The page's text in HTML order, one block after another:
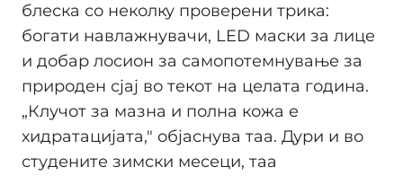
блеска со неколку проверени трика:
богати навлажнувачи, LED маски за лице
и добар лосион за самопотемнување за
природен сјај во текот на целата година.
„Клучот за мазна и полна кожа е
хидратацијата," објаснува таа. Дури и во
студените зимски месеци, таа